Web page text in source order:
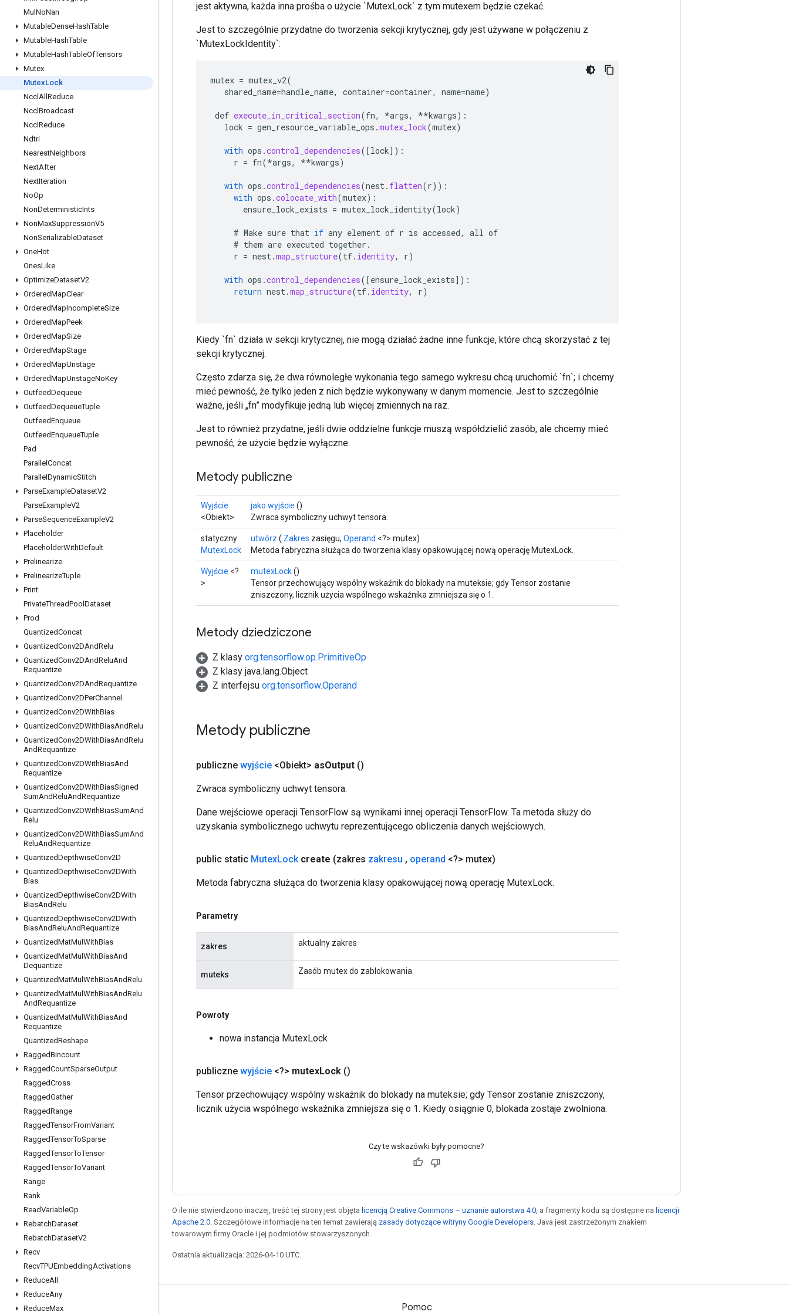
Mul NoNan
MutableDenseHashTable
MutableHashTable
MutableHashTableOfTensors
Mutex
MutexLock
Nccl All Reduce
Nccl Broadcast
Nccl Reduce
Ndtri
NearestNeighbors
NextAfter
NextIteration
NoOp
NonDeterministicInts
NonMaxSuppressionV5
NonSerializableDataset
OneHot
OnesLike
OptimizeDatasetV2
OrderedMapClear
OrderedMapIncompleteSize
OrderedMapPeek
OrderedMapSize
OrderedMapStage
OrderedMapUnstage
OrderedMapUnstageNoKey
OutfeedDequeue
OutfeedDequeueTuple
OutfeedEnqueue
OutfeedEnqueueTuple
Pad
Parallel Concat
Parallel DynamicStitch
ParseExampleDatasetV2
ParseExampleV2
ParseSequenceExampleV2
Placeholder
PlaceholderWithDefault
Prelinearize
PrelinearizeTuple
Print
PrivateThreadPool Dataset
Prod
QuantizedConcat
QuantizedConv2DAndRelu
QuantizedConv2DAndReluAnd
Requantize
QuantizedConv2DAndRequantize
QuantizedConv2DPerChannel
QuantizedConv2DWithBias
QuantizedConv2DWithBiasAndRelu
QuantizedConv2DWithBiasAndRelu
AndRequantize
QuantizedConv2DWithBiasAnd
Requantize
QuantizedConv2DWithBiasSigned
SumAndReluAndRequantize
QuantizedConv2DWithBiasSumAnd
Relu
QuantizedConv2DWithBiasSumAnd
ReluAndRequantize
QuantizedDepthwiseConv2D
QuantizedDepthwiseConv2DWith
Bias
QuantizedDepthwiseConv2DWith
BiasAndRelu
QuantizedDepthwiseConv2DWith
BiasAndReluAndRequantize
QuantizedMatMul WithBias
QuantizedMatMul WithBiasAnd
Dequantize
QuantizedMatMul WithBiasAndRelu
QuantizedMatMul WithBiasAndRelu
AndRequantize
QuantizedMatMul WithBiasAnd
Requantize
QuantizedReshape
RaggedBincount
RaggedCountSparseOutput
RaggedCross
RaggedGather
RaggedRange
RaggedTensorFromVariant
RaggedTensorToSparse
RaggedTensorToTensor
RaggedTensorToVariant
Range
Rank
ReadVariableOp
RebatchDataset
RebatchDatasetV2
Recv
RecvTPUEmbeddingActivations
ReduceAll
ReduceAny
ReduceMax
jest aktywna, każda inna prośba o użycie `MutexLock` z tym mutexem będzie czekać.
Jest to szczególnie przydatne do tworzenia sekcji krytycznej, gdy jest używane w połączeniu z
`MutexLockIdentity`:
mutex = mutex_v2(
shared_name=handle_name, container=container, name=name)
def execute_in_critical_section(fn, *args, **kwargs):
lock = gen_resource_variable_ops .mutex_lock(mutex)
with ops .control_dependencies( [lock] ):
r = fn(*args, **kwargs)
with ops .control_dependencies(nest. flatten(r)):
with ops .colocate_with(mutex):
ensure_lock_exists = mutex_lock_identity(lock)
# Make sure that if any element of r is accessed, all of
# them are executed together .
r = nest.map_structure(tf. identity, r)
with ops .control_dependencies( [ensure_lock_exists] ):
return nest.map_structure(tf. identity, r)
Kiedy `fn` działa w sekcji krytycznej, nie mogą działać żadne inne funkcje, które chcą skorzystać z tej
sekcji krytycznej.
Często zdarza się, że dwa równoległe wykonania tego samego wykresu chcą uruchomić `fn`; i chcemy
mieć pewność, że tylko jeden z nich będzie wykonywany w danym momencie. Jest to szczególnie
ważne, jeśli „fn” modyfikuje jedną lub więcej zmiennych na raz.
Jest to również przydatne, jeśli dwie oddzielne funkcje muszą współdzielić zasób, ale chcemy mieć
pewność, że użycie będzie wyłączne.
Metody publiczne
Wyjście
<Obiekt>
jako wyjście ()
Zwraca symboliczny uchwyt tensora.
statyczny
MutexLock
utwórz ( Zakres zasięgu, Operand <?> mutex)
Metoda fabryczna służąca do tworzenia klasy opakowującej nową operację MutexLock.
Wyjście <?
>
mutexLock()
Tensor przechowujący wspólny wskaźnik do blokady na muteksie; gdy Tensor zostanie
zniszczony, licznik użycia wspólnego wskaźnika zmniejsza się o 1.
Metody dziedziczone
Z klasy org.tensorflow.op.PrimitiveOp
Z klasy java.lang.Object
Z interfejsu org.tensorflow.Operand
Metody publiczne
publiczne wyjście <Obiekt> asOutput ()
Zwraca symboliczny uchwyt tensora.
Dane wejściowe operacji TensorFlow są wynikami innej operacji TensorFlow. Ta metoda służy do
uzyskania symbolicznego uchwytu reprezentującego obliczenia danych wejściowych.
public static MutexLock create (zakres zakresu , operand <?> mutex)
Metoda fabryczna służąca do tworzenia klasy opakowującej nową operację MutexLock.
Parametry
zakres aktualny zakres
muteks Zasób mutex do zablokowania.
Powroty
nowa instancja MutexLock
publiczne wyjście <?> mutexLock ()
Tensor przechowujący wspólny wskaźnik do blokady na muteksie; gdy Tensor zostanie zniszczony,
licznik użycia wspólnego wskaźnika zmniejsza się o 1. Kiedy osiągnie 0, blokada zostaje zwolniona.
Czy te wskazówki były pomocne?
O ile nie stwierdzono inaczej, treść tej strony jest objęta licencją Creative Commons – uznanie autorstwa 4.0 , a fragmenty kodu są dostępne na licencji
Apache 2.0 . Szczegółowe informacje na ten temat zawierają zasady dotyczące witryny Google Developers . Java jest zastrzeżonym znakiem
towarowym firmy Oracle i jej podmiotów stowarzyszonych.
Ostatnia aktualizacja: 2026-04-10 UTC.
Pozostawaj w kontakcie Pomoc